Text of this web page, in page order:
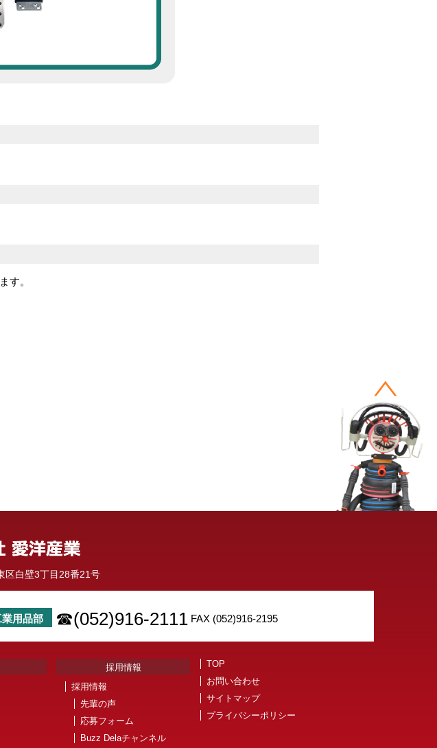
す。
区白壁3丁目28番21号
業用品部 ☎(052)916-2111 FAX (052)916-2195
採用情報
採用情報
先輩の声
応募フォーム
Buzz Delaチャンネル
TOP
お問い合わせ
サイトマップ
プライバシーポリシー